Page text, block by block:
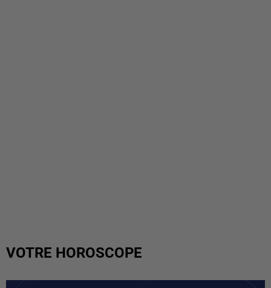
VOTRE HOROSCOPE